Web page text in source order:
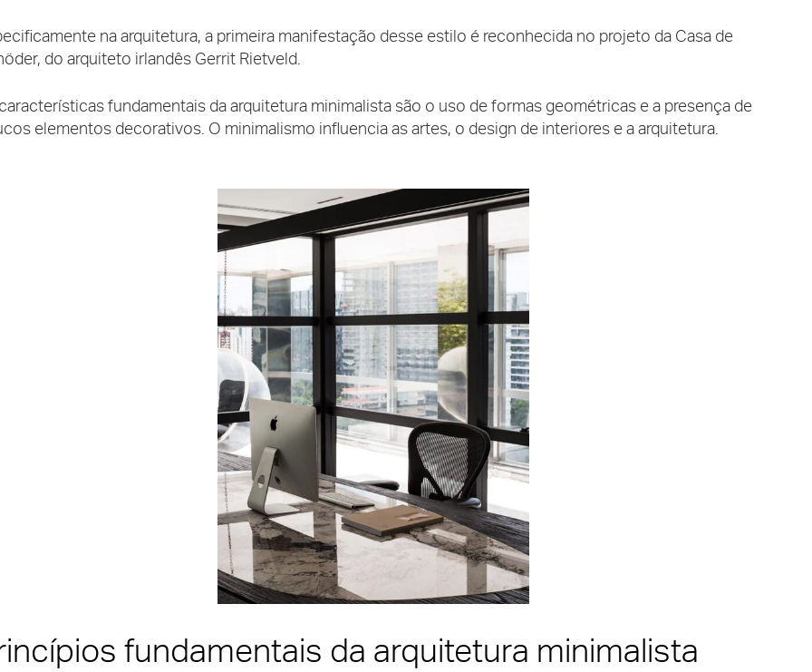
na arquitetura, a primeira manifestação desse estilo é reconhecida no projeto da Casa de
do arquiteto irlandês Gerrit Rietveld.
fundamentais da arquitetura minimalista são o uso de formas geométricas e a presença de
elementos decorativos. O minimalismo influencia as artes, o design de interiores e a arquitetura.
fundamentais da arquitetura minimalista